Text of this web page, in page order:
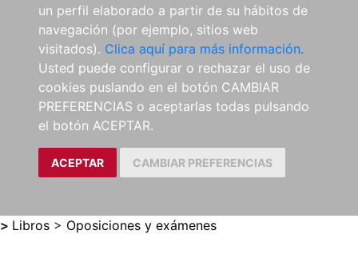
un perfil elaborado a partir de su hábitos de
navegación (por ejemplo, sitios web
visitados). Clica aquí para más información.
Usted puede configurar o rechazar el uso de
cookies puslando en el botón CAMBIAR
PREFERENCIAS o aceptarlas todas pulsando
el botón ACEPTAR.
ACEPTAR CAMBIAR PREFERENCIAS
> Libros > Oposiciones y exámenes